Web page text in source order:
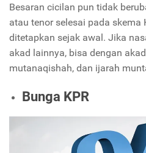
Besaran cicilan pun tidak
atau tenor selesai pada skema
ditetapkan sejak awal. Jika
akad lainnya, bisa dengan
mutanaqishah, dan ijarah
Bunga KPR